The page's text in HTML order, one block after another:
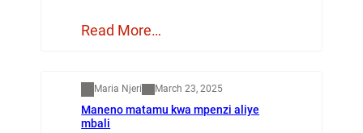
Read More…
Maria Njeri March 23, 2025
Maneno matamu kwa mpenzi aliye
mbali